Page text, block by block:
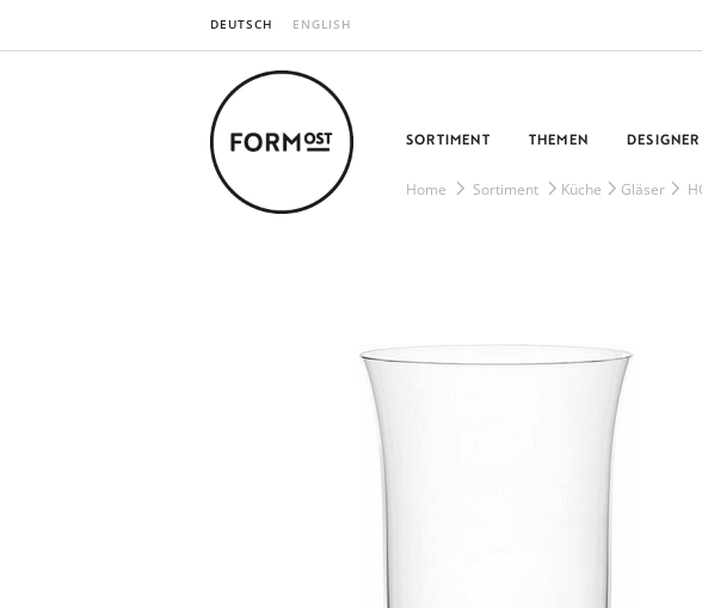
DEUTSCH ENGLISH
SORTIMENT THEMEN DESIGNER
Home Sortiment Küche Gläser